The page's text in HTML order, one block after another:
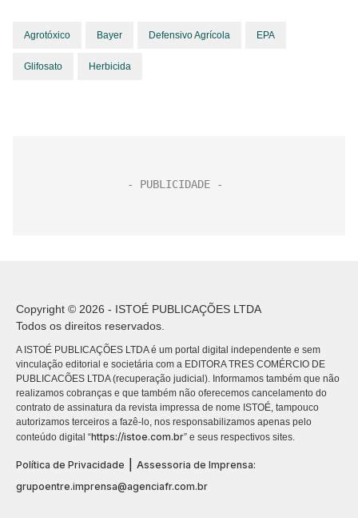
Agrotóxico Bayer Defensivo Agrícola EPA
Glifosato Herbicida
Copyright © 2026 - ISTOÉ PUBLICAÇÕES LTDA
Todos os direitos reservados.
A ISTOÉ PUBLICAÇÕES LTDA é um portal digital independente e sem
vinculação editorial e societária com a EDITORA TRES COMÉRCIO DE
PUBLICACÕES LTDA (recuperação judicial). Informamos também que não
realizamos cobranças e que também não oferecemos cancelamento do
contrato de assinatura da revista impressa de nome ISTOÉ, tampouco
autorizamos terceiros a fazê-lo, nos responsabilizamos apenas pelo
conteúdo digital “https://istoe.com.br” e seus respectivos sites.
Política de Privacidade
Assessoria de Imprensa:
grupoentre.imprensa@agenciafr.com.br